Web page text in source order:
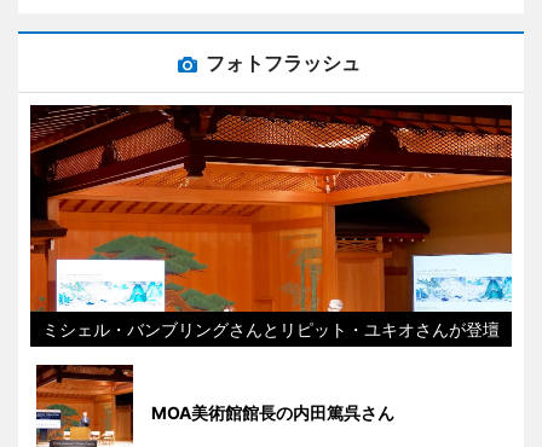
フォトフラッシュ
ミシェル・バンブリングさんとリピット・ユキオさんが登壇
MOA美術館館長の内田篤呉さん